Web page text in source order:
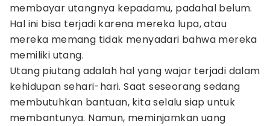
membayar utangnya kepadamu, padahal belum.
Hal ini bisa terjadi karena mereka lupa, atau
mereka memang tidak menyadari bahwa mereka
memiliki utang.
Utang piutang adalah hal yang wajar terjadi dalam
kehidupan sehari-hari. Saat seseorang sedang
membutuhkan bantuan, kita selalu siap untuk
membantunya. Namun, meminjamkan uang